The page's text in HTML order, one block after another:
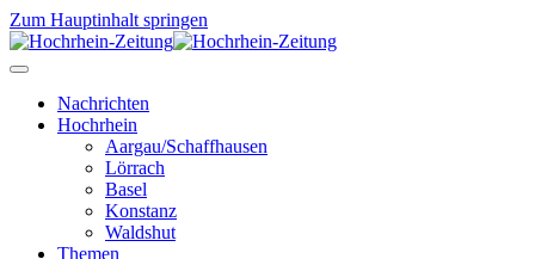
Zum Hauptinhalt springen
Nachrichten
Hochrhein
Aargau/Schaffhausen
Lörrach
Basel
Konstanz
Waldshut
Themen